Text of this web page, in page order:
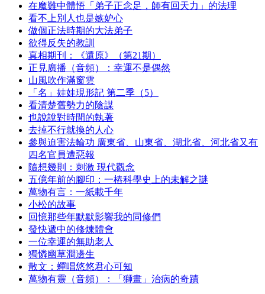
在魔難中體悟「弟子正念足，師有回天力」的法理
看不上別人也是嫉妒心
做個正法時期的大法弟子
欲得反失的教訓
真相期刊：《還原》（第21期）
正見廣播（音頻）：幸運不是偶然
山風吹作滿窗雲
「名」娃娃現形記 第二季（5）
看清楚舊勢力的陰謀
也說說對時間的執著
去掉不行就換的人心
參與迫害法輪功 廣東省、山東省、湖北省、河北省又有
四名官員遭惡報
隨想幾則：刺激 現代觀念
五億年前的腳印：一樁科學史上的未解之謎
萬物有言：一紙載千年
小松的故事
回憶那些年默默影響我的同修們
發快遞中的修煉體會
一位幸運的無助老人
獨憐幽草澗邊生
散文：蟬唱悠悠君心可知
萬物有靈（音頻）：「獅畫」治病的奇蹟